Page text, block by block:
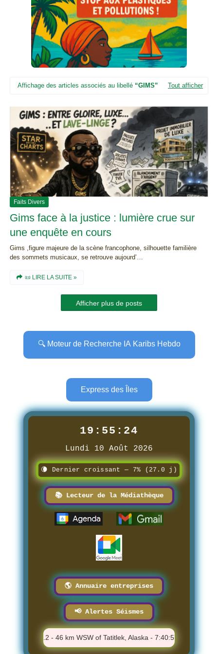
u
n
e
d
e
t
é
v
s
n
Affichage des articles associés au libellé GIMS Tout afficher
Faits Divers
Gims face à la justice : lumière crue sur
une enquête en cours
Gims ,figure majeure de la scène francophone, silhouette familière
des sommets musicaux, se retrouve aujourd’…
📜 LIRE LA SUITE »
Afficher plus de posts
🔍 Moteur de Recherche IA Karibs Hebdo
Express des Îles
19:55:25
Lundi 10 Août 2026
🌘 Dernier croissant — 7% (27.0 j)
📚 Lecteur de la Médiathèque
🌎 Annuaire entreprises
📢 Alertes Séismes
⚠️ M 1.2 - 46 km WSW of Tatitlek, Alaska - 7:40:57 PM